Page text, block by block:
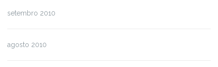
setembro 2010
agosto 2010